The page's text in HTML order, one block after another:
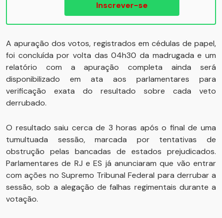
Inscrever-se
A apuração dos votos, registrados em cédulas de papel,
foi concluída por volta das 04h30 da madrugada e um
relatório com a apuração completa ainda será
disponibilizado em ata aos parlamentares para
verificação exata do resultado sobre cada veto
derrubado.
O resultado saiu cerca de 3 horas após o final de uma
tumultuada sessão, marcada por tentativas de
obstrução pelas bancadas de estados prejudicados.
Parlamentares de RJ e ES já anunciaram que vão entrar
com ações no Supremo Tribunal Federal para derrubar a
sessão, sob a alegação de falhas regimentais durante a
votação.